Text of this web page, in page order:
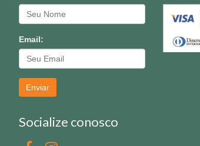
Email:
Enviar
Socialize conosco